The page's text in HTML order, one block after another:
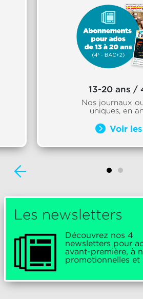
13-20 ans /
Nos journaux
uniques, en
Voir
Les newsletters
Découvrez nos 4
newsletters pour
avant-première, à
promotionnelles et